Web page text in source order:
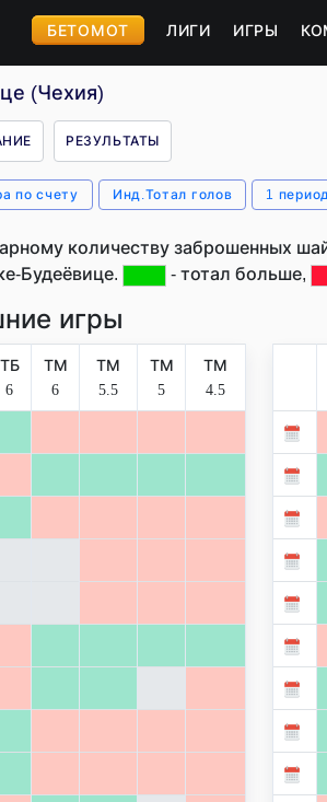
БЕТОМОТ ЛИГИ ИГРЫ
(Чехия)
РЕЗУЛЬТАТЫ
по счету Инд.Тотал голов 1
количеству заброшенных
Будеёвице.
- тотал больше,
игры
ТБ
6
ТМ
6
ТМ
5.5
ТМ
5
ТМ
4.5